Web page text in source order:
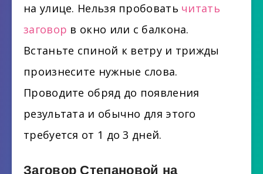
на улице. Нельзя пробовать читать
заговор в окно или с балкона.
Встаньте спиной к ветру и трижды
произнесите нужные слова.
Проводите обряд до появления
результата и обычно для этого
требуется от 1 до 3 дней.
Заговор Степановой на